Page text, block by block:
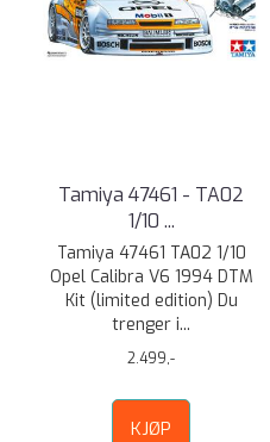
Tamiya 47461 - TA02
1/10 ...
Tamiya 47461 TA02 1/10
Opel Calibra V6 1994 DTM
Kit (limited edition) Du
trenger i...
2.499,-
KJØP